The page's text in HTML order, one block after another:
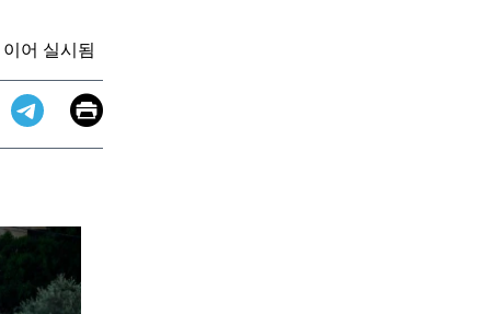
어 실시됨
Telegram
EmailPrint